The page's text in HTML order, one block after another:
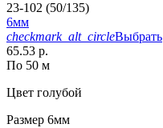
23-102 (50/135)
6мм
checkmark_alt_circleВыбрать
65.53 р.
По 50 м
Цвет голубой
Размер 6мм